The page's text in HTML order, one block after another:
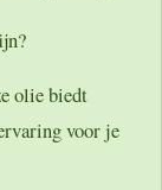
olie biedt
voor je